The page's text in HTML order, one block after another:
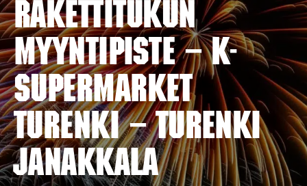
Rakettitukun
myyntipiste – K-
SUPERMARKET
TURENKI – TURENKI
JANAKKALA